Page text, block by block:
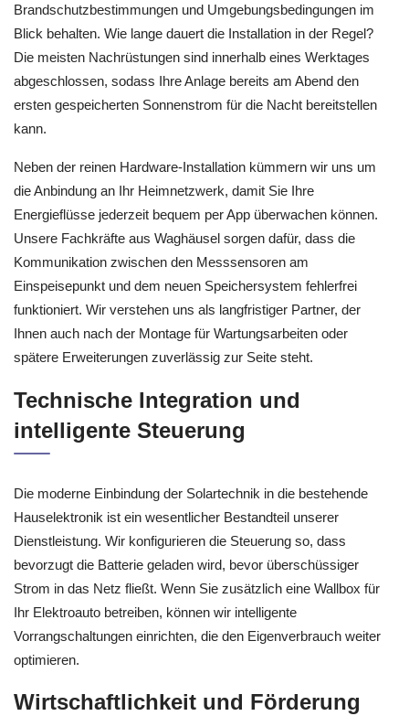
Brandschutzbestimmungen und Umgebungsbedingungen im
Blick behalten. Wie lange dauert die Installation in der Regel?
Die meisten Nachrüstungen sind innerhalb eines Werktages
abgeschlossen, sodass Ihre Anlage bereits am Abend den
ersten gespeicherten Sonnenstrom für die Nacht bereitstellen
kann.
Neben der reinen Hardware-Installation kümmern wir uns um
die Anbindung an Ihr Heimnetzwerk, damit Sie Ihre
Energieflüsse jederzeit bequem per App überwachen können.
Unsere Fachkräfte aus Waghäusel sorgen dafür, dass die
Kommunikation zwischen den Messsensoren am
Einspeisepunkt und dem neuen Speichersystem fehlerfrei
funktioniert. Wir verstehen uns als langfristiger Partner, der
Ihnen auch nach der Montage für Wartungsarbeiten oder
spätere Erweiterungen zuverlässig zur Seite steht.
Technische Integration und
intelligente Steuerung
Die moderne Einbindung der Solartechnik in die bestehende
Hauselektronik ist ein wesentlicher Bestandteil unserer
Dienstleistung. Wir konfigurieren die Steuerung so, dass
bevorzugt die Batterie geladen wird, bevor überschüssiger
Strom in das Netz fließt. Wenn Sie zusätzlich eine Wallbox für
Ihr Elektroauto betreiben, können wir intelligente
Vorrangschaltungen einrichten, die den Eigenverbrauch weiter
optimieren.
Wirtschaftlichkeit und Förderung